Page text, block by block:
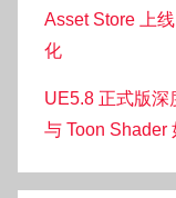
Asset Store 上
化
UE5.8 正式版深
与 Toon Shader